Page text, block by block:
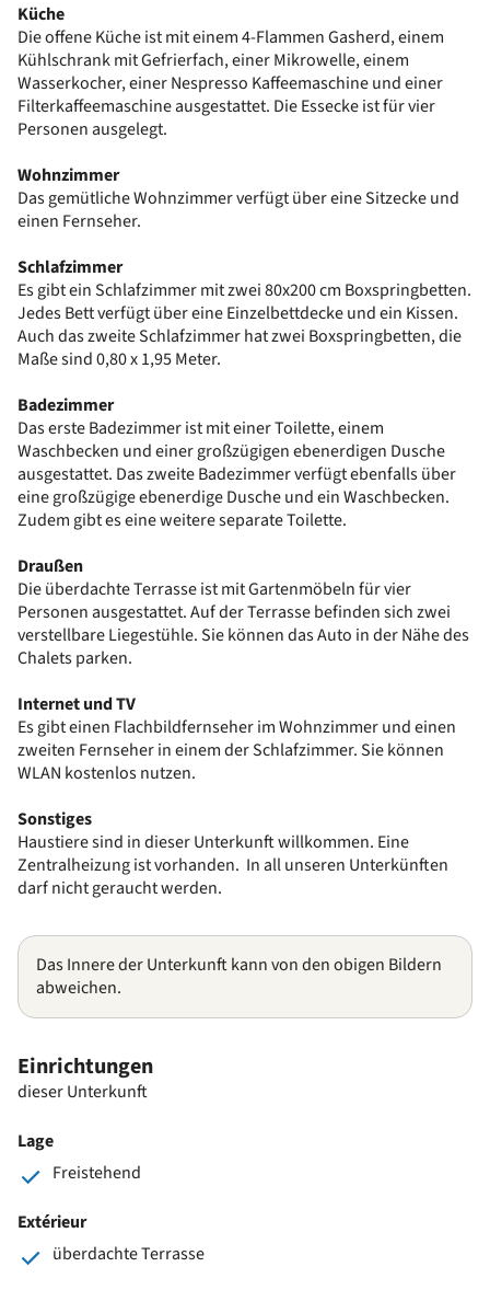
Küche
Die offene Küche ist mit einem 4-Flammen Gasherd, einem
Kühlschrank mit Gefrierfach, einer Mikrowelle, einem
Wasserkocher, einer Nespresso Kaffeemaschine und einer
Filterkaffeemaschine ausgestattet. Die Essecke ist für vier
Personen ausgelegt.
Wohnzimmer
Das gemütliche Wohnzimmer verfügt über eine Sitzecke und
einen Fernseher.
Schlafzimmer
Es gibt ein Schlafzimmer mit zwei 80x200 cm Boxspringbetten.
Jedes Bett verfügt über eine Einzelbettdecke und ein Kissen.
Auch das zweite Schlafzimmer hat zwei Boxspringbetten, die
Maße sind 0,80 x 1,95 Meter.
Badezimmer
Das erste Badezimmer ist mit einer Toilette, einem
Waschbecken und einer großzügigen ebenerdigen Dusche
ausgestattet. Das zweite Badezimmer verfügt ebenfalls über
eine großzügige ebenerdige Dusche und ein Waschbecken.
Zudem gibt es eine weitere separate Toilette.
Draußen
Die überdachte Terrasse ist mit Gartenmöbeln für vier
Personen ausgestattet. Auf der Terrasse befinden sich zwei
verstellbare Liegestühle. Sie können das Auto in der Nähe des
Chalets parken.
Internet und TV
Es gibt einen Flachbildfernseher im Wohnzimmer und einen
zweiten Fernseher in einem der Schlafzimmer. Sie können
WLAN kostenlos nutzen.
Sonstiges
Haustiere sind in dieser Unterkunft willkommen. Eine
Zentralheizung ist vorhanden. In all unseren Unterkünften
darf nicht geraucht werden.
Das Innere der Unterkunft kann von den obigen Bildern
abweichen.
Einrichtungen
dieser Unterkunft
Lage
Freistehend
Extérieur
überdachte Terrasse